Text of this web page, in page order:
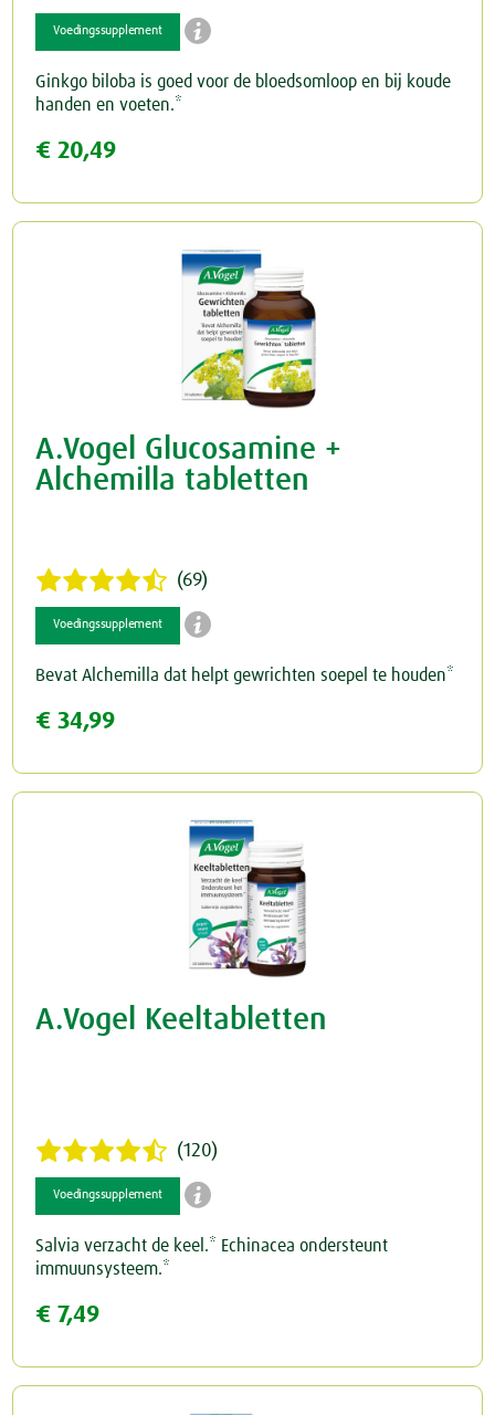
Voedingssupplement 
Ginkgo biloba is goed voor de bloedsomloop en bij koude
handen en voeten.*
€ 20,49
A.Vogel Glucosamine +
Alchemilla tabletten
(69)
Voedingssupplement 
Bevat Alchemilla dat helpt gewrichten soepel te houden*
€ 34,99
A.Vogel Keeltabletten
(120)
Voedingssupplement 
Salvia verzacht de keel.* Echinacea ondersteunt
immuunsysteem.*
€ 7,49